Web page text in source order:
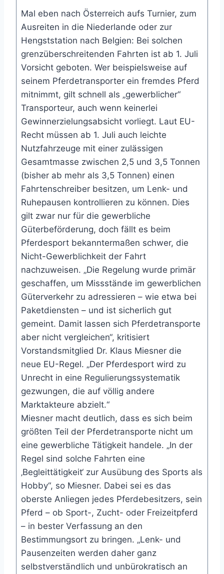
Mal eben nach Österreich aufs Turnier, zum
Ausreiten in die Niederlande oder zur
Hengststation nach Belgien: Bei solchen
grenzüberschreitenden Fahrten ist ab 1. Juli
Vorsicht geboten. Wer beispielsweise auf
seinem Pferdetransporter ein fremdes Pferd
mitnimmt, gilt schnell als „gewerblicher“
Transporteur, auch wenn keinerlei
Gewinnerzielungsabsicht vorliegt. Laut EU-
Recht müssen ab 1. Juli auch leichte
Nutzfahrzeuge mit einer zulässigen
Gesamtmasse zwischen 2,5 und 3,5 Tonnen
(bisher ab mehr als 3,5 Tonnen) einen
Fahrtenschreiber besitzen, um Lenk- und
Ruhepausen kontrollieren zu können. Dies
gilt zwar nur für die gewerbliche
Güterbeförderung, doch fällt es beim
Pferdesport bekanntermaßen schwer, die
Nicht-Gewerblichkeit der Fahrt
nachzuweisen. „Die Regelung wurde primär
geschaffen, um Missstände im gewerblichen
Güterverkehr zu adressieren – wie etwa bei
Paketdiensten – und ist sicherlich gut
gemeint. Damit lassen sich Pferdetransporte
aber nicht vergleichen“, kritisiert
Vorstandsmitglied Dr. Klaus Miesner die
neue EU-Regel. „Der Pferdesport wird zu
Unrecht in eine Regulierungssystematik
gezwungen, die auf völlig andere
Marktakteure abzielt.“
Miesner macht deutlich, dass es sich beim
größten Teil der Pferdetransporte nicht um
eine gewerbliche Tätigkeit handele. „In der
Regel sind solche Fahrten eine
‚Begleittätigkeit‘ zur Ausübung des Sports als
Hobby“, so Miesner. Dabei sei es das
oberste Anliegen jedes Pferdebesitzers, sein
Pferd – ob Sport-, Zucht- oder Freizeitpferd
– in bester Verfassung an den
Bestimmungsort zu bringen. „Lenk- und
Pausenzeiten werden daher ganz
selbstverständlich und unbürokratisch an